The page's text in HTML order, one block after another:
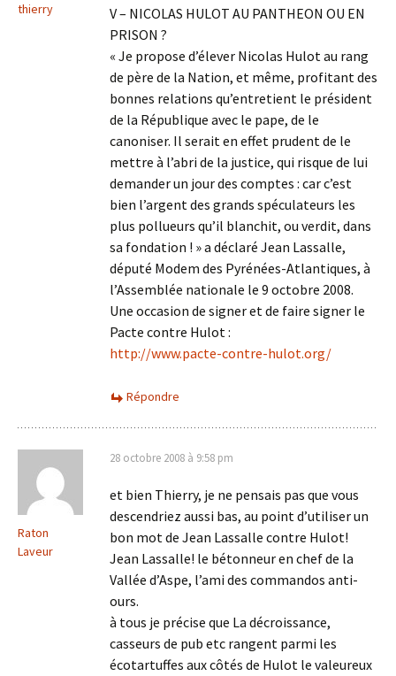
thierry
V – NICOLAS HULOT AU PANTHEON OU EN
PRISON ?
« Je propose d’élever Nicolas Hulot au rang
de père de la Nation, et même, profitant des
bonnes relations qu’entretient le président
de la République avec le pape, de le
canoniser. Il serait en effet prudent de le
mettre à l’abri de la justice, qui risque de lui
demander un jour des comptes : car c’est
bien l’argent des grands spéculateurs les
plus pollueurs qu’il blanchit, ou verdit, dans
sa fondation ! » a déclaré Jean Lassalle,
député Modem des Pyrénées-Atlantiques, à
l’Assemblée nationale le 9 octobre 2008.
Une occasion de signer et de faire signer le
Pacte contre Hulot :
http://www.pacte-contre-hulot.org/
Répondre
Raton
Laveur
28 octobre 2008 à 9:58 pm
et bien Thierry, je ne pensais pas que vous
descendriez aussi bas, au point d’utiliser un
bon mot de Jean Lassalle contre Hulot!
Jean Lassalle! le bétonneur en chef de la
Vallée d’Aspe, l’ami des commandos anti-
ours.
à tous je précise que La décroissance,
casseurs de pub etc rangent parmi les
écotartuffes aux côtés de Hulot le valeureux